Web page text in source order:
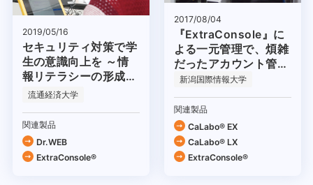
2019/05/16
セキュリティ対策で学
生の意識向上を ～情
報リテラシーの形成を
目指して～
流通経済大学
関連製品
Dr.WEB
ExtraConsole®
2017/08/04
『ExtraConsole』に
よる一元管理で、煩雑
だったアカウント管理
も一新！
新潟国際情報大学
関連製品
CaLabo® EX
CaLabo® LX
ExtraConsole®